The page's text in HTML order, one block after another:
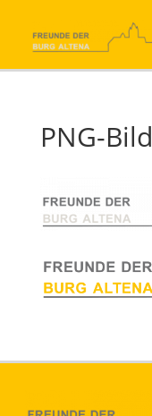
PNG-Bild